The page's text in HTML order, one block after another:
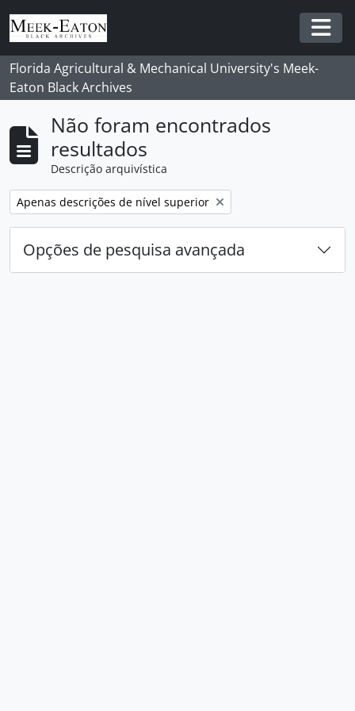
Skip to main content
Florida Agricultural & Mechanical University's Meek-
Eaton Black Archives
Não foram encontrados
resultados
Descrição arquivística
Remover filtro:
Apenas descrições de nível superior
Opções de pesquisa avançada